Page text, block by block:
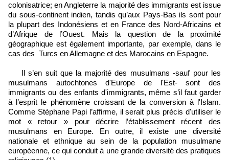
colonisatrice; en Angleterre la majorité des immigrants est issue
du sous-continent indien, tandis qu’aux Pays-Bas ils sont pour
la plupart des Indonésiens et en France des Nord-Africains et
d’Afrique de l’Ouest. Mais la question de la proximité
géographique est également importante, par exemple, dans le
cas des Turcs en Allemagne et des Marocains en Espagne.
Il s’en suit que la majorité des musulmans -sauf pour les
musulmans autochtones d'Europe de l'Est- sont des
immigrants ou des enfants d'immigrants, même s’il faut garder
à l’esprit le phénomène croissant de la conversion à l'Islam.
Comme Stéphane Papi l’affirme, il serait plus précis d'utiliser le
mot « retour » pour décrire l’établissement récent des
musulmans en Europe. En outre, il existe une diversité
nationale et ethnique au sein de la population musulmane
européenne, ce qui conduit à une grande diversité des pratiques